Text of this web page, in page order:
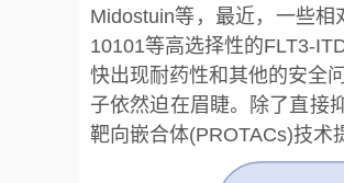
Midostuin等，最近，一些
10101等高选择性的FLT3-
快出现耐药性和其他的安全
子依然迫在眉睫。除了直接
靶向嵌合体(PROTACs)技术